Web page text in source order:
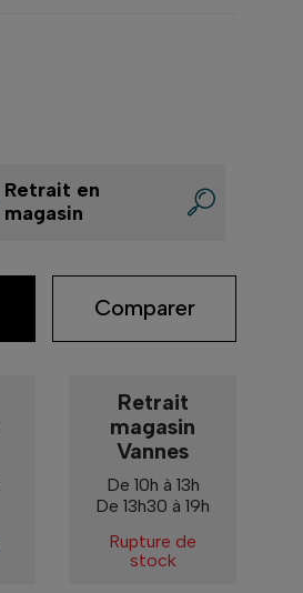
Retrait en
magasin
Comparer
Retrait
magasin
Vannes
De 10h à 13h
De 13h30 à 19h
Rupture de
stock